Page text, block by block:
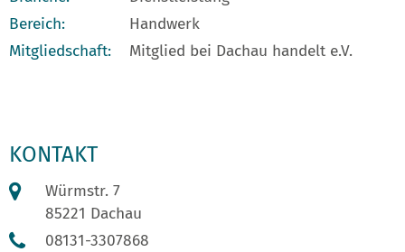
Bereich:
Handwerk
Mitgliedschaft:
Mitglied bei Dachau handelt e.V.
KONTAKT
Würmstr. 7
85221 Dachau
08131-3307868